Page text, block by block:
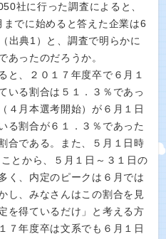
社に行った調査によると、
でに始めると答えた企業は6
出典1）と、調査で明らかに
あったのだろうか。
と、２０１７年度卒で６月１
いる割合は５１．３％であっ
４月本選考開始）が６月１日
る割合が６１．３％であった
合である。また、５月１日時
とから、５月１日～３１日の
く、内定のピークは６月では
し、みなさんはこの割合を見
を得ているだけ」と考える方
７年度卒は文系でも６月１日